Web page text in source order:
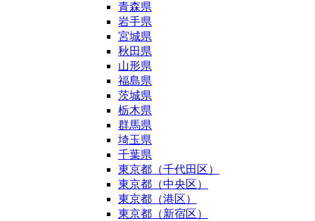
青森県
岩手県
宮城県
秋田県
山形県
福島県
茨城県
栃木県
群馬県
埼玉県
千葉県
東京都（千代田区）
東京都（中央区）
東京都（港区）
東京都（新宿区）